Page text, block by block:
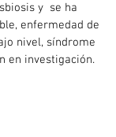
y  se ha
enfermedad de
nivel, síndrome
en investigación.